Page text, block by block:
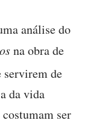
análise do
na obra de
de
da vida
ser